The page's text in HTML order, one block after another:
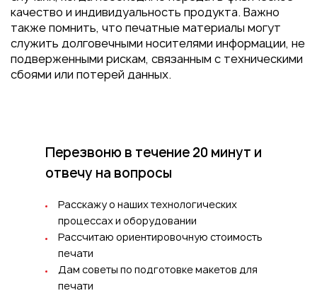
качество и индивидуальность продукта. Важно
также помнить, что печатные материалы могут
служить долговечными носителями информации, не
подверженными рискам, связанным с техническими
сбоями или потерей данных.
Перезвоню в течение 20 минут и
отвечу на вопросы
Расскажу о наших технологических
процессах и оборудовании
Рассчитаю ориентировочную стоимость
печати
Дам советы по подготовке макетов для
печати